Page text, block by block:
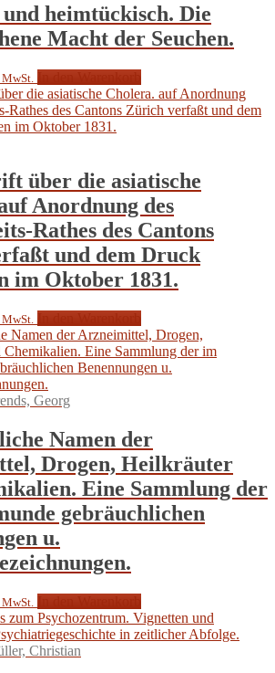
heimtückisch. Die
Macht der Seuchen.
über die asiatische
Anordnung des
Rathes des Cantons
und dem Druck
im Oktober 1831.
Georg
Namen der
Drogen, Heilkräuter
Eine Sammlung der
gebräuchlichen
u.
Christian